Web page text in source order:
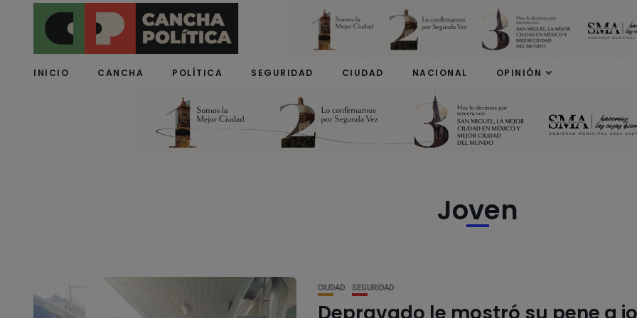
INICIO CANCHA POLÍTICA SEGURIDAD CIUDAD NACIONAL OPINIÓN
Joven
CIUDAD SEGURIDAD
modal-check